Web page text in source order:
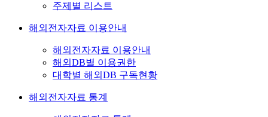
주제별 리스트
해외전자자료 이용안내
해외전자자료 이용안내
해외DB별 이용권한
대학별 해외DB 구독현황
해외전자자료 통계